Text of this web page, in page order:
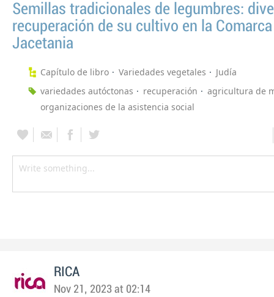
Semillas tradicionales de legumbres:
recuperación de su cultivo en la
Jacetania
Capítulo de libro Variedades vegetales
Judía
variedades autóctonas
recuperación
agricultura de
organizaciones de la asistencia social
RICA
Nov 21, 2023 at 02:14